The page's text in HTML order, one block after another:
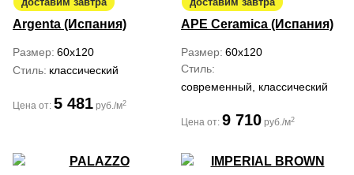
Argenta (Испания)
Размер 60x120
Стиль классический
Цена от: 5 481 руб./м2
APE Ceramica (Испания)
Размер 60x120
Стиль
современный, классический
Цена от: 9 710 руб./м2